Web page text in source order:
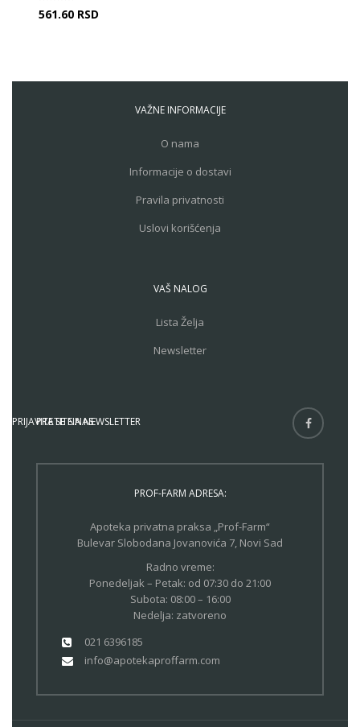
561.60 RSD
VAŽNE INFORMACIJE
O nama
Informacije o dostavi
Pravila privatnosti
Uslovi korišćenja
VAŠ NALOG
Lista Želja
Newsletter
PRATITE NAS
PRIJAVITE SE NA NEWSLETTER
PROF-FARM ADRESA:
Apoteka privatna praksa „Prof-Farm“
Bulevar Slobodana Jovanovića 7, Novi Sad
Radno vreme:
Ponedeljak – Petak: od 07:30 do 21:00
Subota: 08:00 – 16:00
Nedelja: zatvoreno
021 6396185
info@apotekaproffarm.com